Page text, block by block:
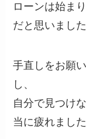
ローンは始ま
だと思いました
手直しをお願
し、
自分で見つけ
当に疲れました